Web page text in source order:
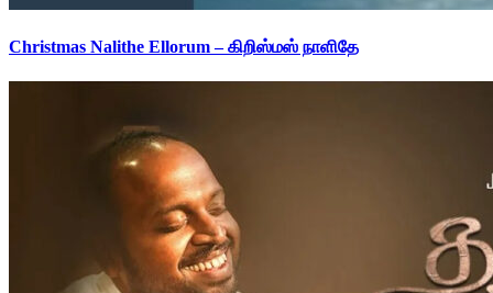
Christmas Nalithe Ellorum – கிறிஸ்மஸ் நாளிதே